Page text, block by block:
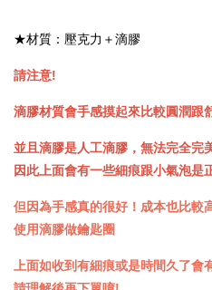
★材質：壓克力＋滴膠
請注意!
滴膠材質會手感摸起來比較圓潤跟
並且滴膠是人工滴膠，無法完全完
因此上面會有一些細痕跟小氣泡是
但因為手感真的很好！成本也比較
使用滴膠做鑰匙圈
上面如收到有細痕或是時間久了